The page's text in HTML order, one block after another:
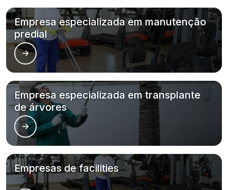
Empresa especializada em manutenção
predial
Empresa especializada em transplante
de árvores
Empresas de facilities